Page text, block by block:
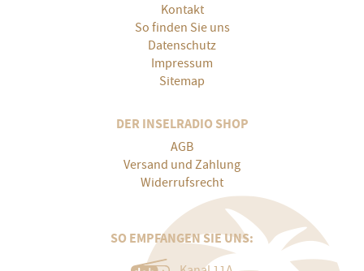
Kontakt
So finden Sie uns
Datenschutz
Impressum
Sitemap
DER INSELRADIO SHOP
AGB
Versand und Zahlung
Widerrufsrecht
SO EMPFANGEN SIE UNS: